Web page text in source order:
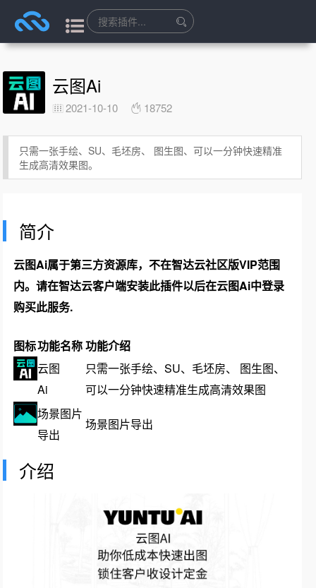
云图Ai
2021-10-10 18752
只需一张手绘、SU、毛坯房、 图生图、可以一分钟快速精准
生成高清效果图。
简介
云图Ai属于第三方资源库，不在智达云社区版VIP范围
内。请在智达云客户端安装此插件以后在云图Ai中登录
购买此服务.
图标功能名称功能介绍
云图
Ai
只需一张手绘、SU、毛坯房、 图生图、
可以一分钟快速精准生成高清效果图
场景图片
导出
场景图片导出
介绍